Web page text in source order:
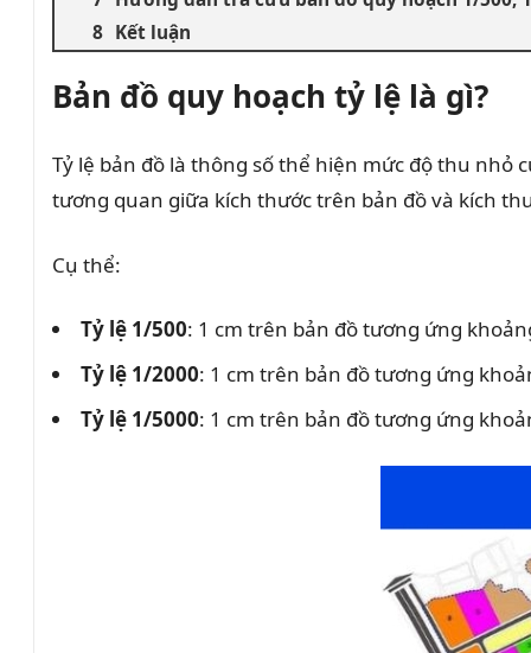
Kết luận
Bản đồ quy hoạch tỷ lệ là gì?
Tỷ lệ bản đồ là thông số thể hiện mức độ thu nhỏ
tương quan giữa kích thước trên bản đồ và kích
Cụ thể:
Tỷ lệ 1/500: 1 cm trên bản đồ tương ứng
Tỷ lệ 1/2000: 1 cm trên bản đồ tương ứng
Tỷ lệ 1/5000: 1 cm trên bản đồ tương ứng